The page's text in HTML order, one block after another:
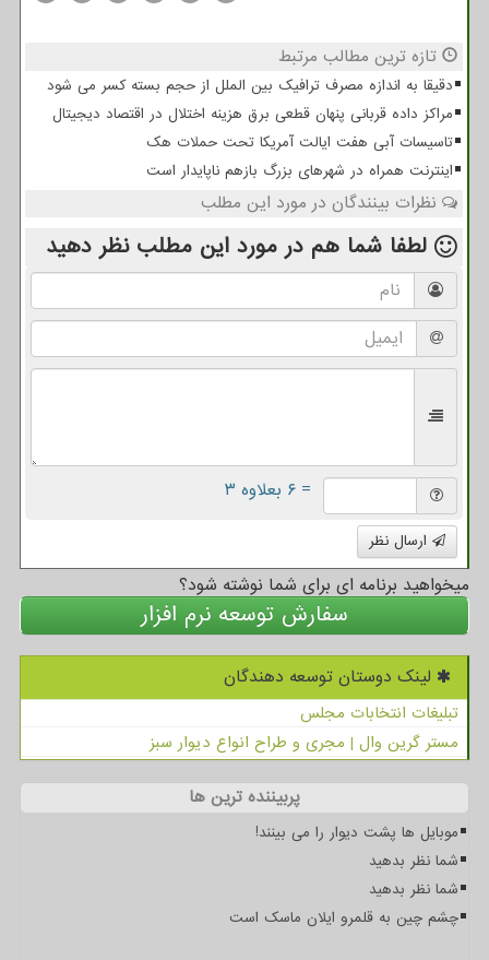
تازه ترین مطالب مرتبط
دقیقا به اندازه مصرف ترافیک بین الملل از حجم بسته کسر می شود
مراکز داده قربانی پنهان قطعی برق هزینه اختلال در اقتصاد دیجیتال
تاسیسات آبی هفت ایالت آمریکا تحت حملات هک
اینترنت همراه در شهرهای بزرگ بازهم ناپایدار است
نظرات بینندگان در مورد این مطلب
لطفا شما هم در مورد این مطلب نظر دهید
= ۶ بعلاوه ۳
ارسال نظر
میخواهید برنامه ای برای شما نوشته شود؟
سفارش توسعه نرم افزار
لینک دوستان توسعه دهندگان
تبلیغات انتخابات مجلس
مستر گرین وال | مجری و طراح انواع دیوار سبز
پربیننده ترین ها
موبایل ها پشت دیوار را می بینند!
شما نظر بدهید
شما نظر بدهید
چشم چین به قلمرو ایلان ماسک است